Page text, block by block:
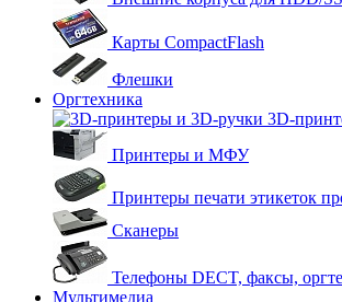
Карты CompactFlash
Флешки
Оргтехника
3D-
Принтеры и МФУ
Принтеры печати этикеток
Сканеры
Телефоны DECT, факсы,
Мультимедиа